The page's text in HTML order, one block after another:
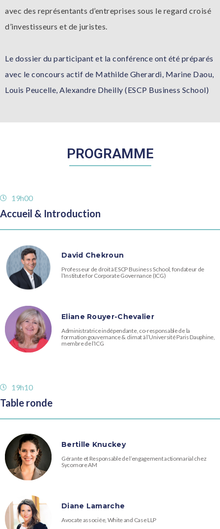
avec des représentants d’entreprises sous le regard croisé
d’investisseurs et de juristes.
Le dossier du participant et la conférence ont été préparés
avec le concours actif de Mathilde Gherardi, Marine Daou,
Louis Peucelle, Alexandre Dheilly (ESCP Business School)
PROGRAMME
19h00
Accueil & Introduction
David Chekroun
Professeur de droit à ESCP Business School, fondateur de
l’Institute for Corporate Governance (ICG)
Eliane Rouyer-Chevalier
Administratrice indépendante, co-responsable de la
formation gouvernance & climat à l’Université Paris Dauphine,
membre de l’ICG
19h10
Table ronde
Bertille Knuckey
Gérante et Responsable de l’engagement actionnarial chez
Sycomore AM
Diane Lamarche
Avocate associée, White and Case LLP